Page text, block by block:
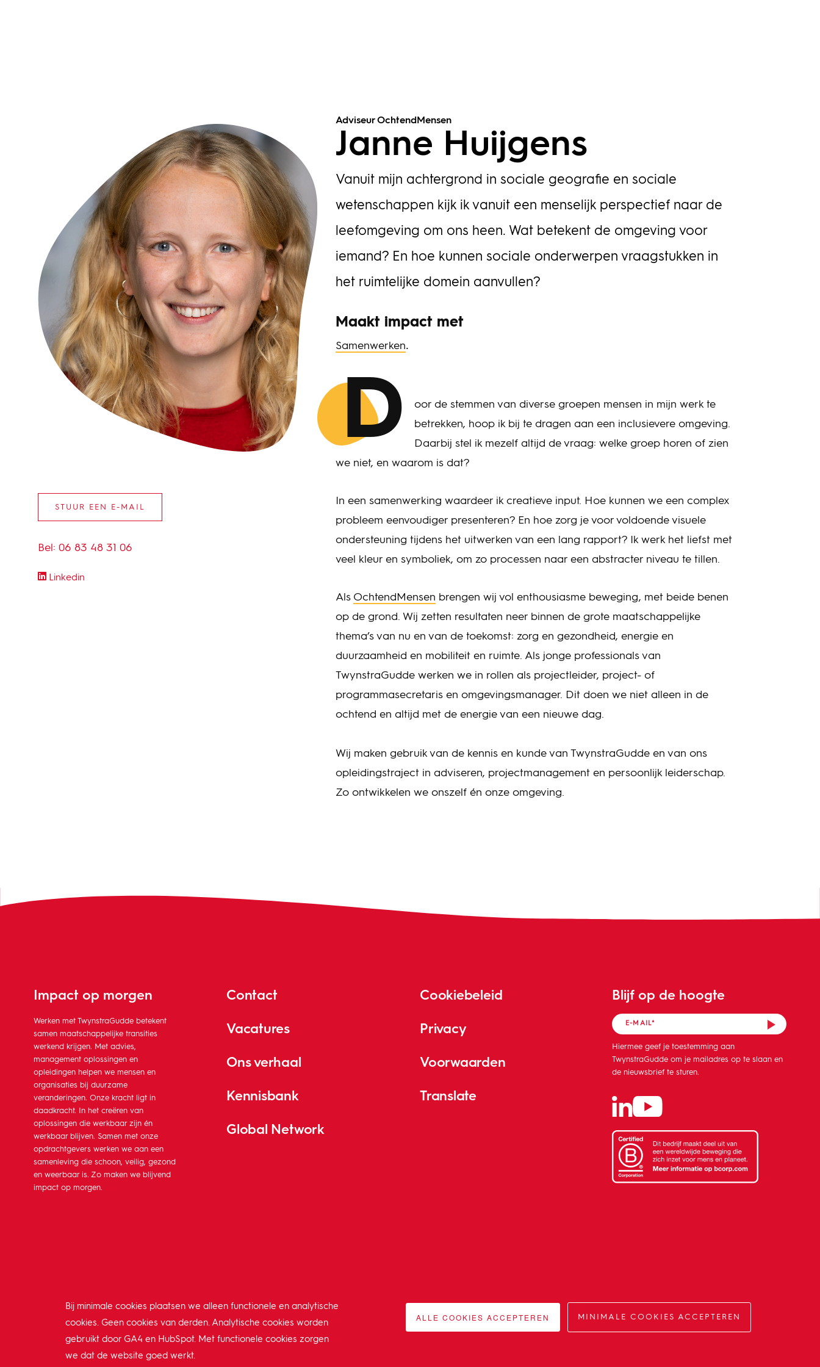
Bij minimale cookies plaatsen we alleen functionele en analytische
cookies. Geen cookies van derden. Analytische cookies worden
gebruikt door GA4 en HubSpot. Met functionele cookies zorgen
we dat de website goed werkt.
ALLE COOKIES ACCEPTEREN MINIMALE COOKIES ACCEPTEREN
STUUR EEN E-MAIL
Bel: 06 83 48 31 06
Linkedin
Adviseur OchtendMensen
Janne Huijgens
Vanuit mijn achtergrond in sociale geografie en sociale
wetenschappen kijk ik vanuit een menselijk perspectief naar de
leefomgeving om ons heen. Wat betekent de omgeving voor
iemand? En hoe kunnen sociale onderwerpen vraagstukken in
het ruimtelijke domein aanvullen?
Maakt impact met
Samenwerken.
D
oor de stemmen van diverse groepen mensen in mijn werk te
betrekken, hoop ik bij te dragen aan een inclusievere omgeving.
Daarbij stel ik mezelf altijd de vraag: welke groep horen of zien
we niet, en waarom is dat?
In een samenwerking waardeer ik creatieve input. Hoe kunnen we een complex
probleem eenvoudiger presenteren? En hoe zorg je voor voldoende visuele
ondersteuning tijdens het uitwerken van een lang rapport? Ik werk het liefst met
veel kleur en symboliek, om zo processen naar een abstracter niveau te tillen.
Als OchtendMensen brengen wij vol enthousiasme beweging, met beide benen
op de grond. Wij zetten resultaten neer binnen de grote maatschappelijke
thema’s van nu en van de toekomst: zorg en gezondheid, energie en
duurzaamheid en mobiliteit en ruimte. Als jonge professionals van
TwynstraGudde werken we in rollen als projectleider, project- of
programmasecretaris en omgevingsmanager. Dit doen we niet alleen in de
ochtend en altijd met de energie van een nieuwe dag.
Wij maken gebruik van de kennis en kunde van TwynstraGudde en van ons
opleidingstraject in adviseren, projectmanagement en persoonlijk leiderschap.
Zo ontwikkelen we onszelf én onze omgeving.
Impact op morgen
Werken met TwynstraGudde betekent
samen maatschappelijke transities
werkend krijgen. Met advies,
management oplossingen en
opleidingen helpen we mensen en
organisaties bij duurzame
veranderingen. Onze kracht ligt in
daadkracht. In het creëren van
oplossingen die werkbaar zijn én
werkbaar blijven. Samen met onze
opdrachtgevers werken we aan een
samenleving die schoon, veilig, gezond
en weerbaar is. Zo maken we blijvend
impact op morgen.
Contact
Cookiebeleid
Vacatures
Privacy
Ons verhaal
Voorwaarden
Kennisbank
Translate
Global Network
Blijf op de hoogte
Hiermee geef je toestemming aan
TwynstraGudde om je mailadres op te slaan en
de nieuwsbrief te sturen.
Impact op morgen.